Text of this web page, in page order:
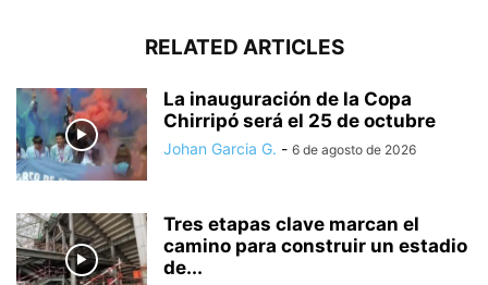
RELATED ARTICLES
La inauguración de la Copa
Chirripó será el 25 de octubre
Johan Garcia G. - 6 de agosto de 2026
Tres etapas clave marcan el
camino para construir un estadio
de...